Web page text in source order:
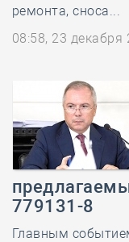
ремонта, сноса...
08:58, 23 декабря
779131-8
Главным